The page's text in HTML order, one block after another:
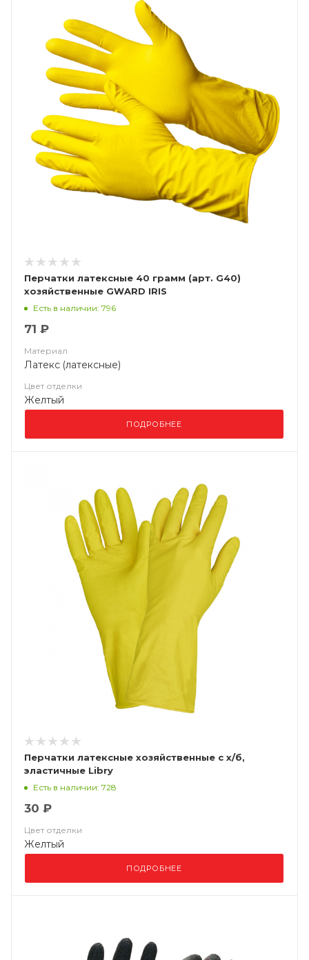
Перчатки латексные 40 грамм (арт. G40)
хозяйственные GWARD IRIS
Есть в наличии: 796
71 ₽
Материал
Латекс (латексные)
Цвет отделки
Желтый
ПОДРОБНЕЕ
Перчатки латексные хозяйственные с х/б,
эластичные Libry
Есть в наличии: 728
30 ₽
Цвет отделки
Желтый
ПОДРОБНЕЕ